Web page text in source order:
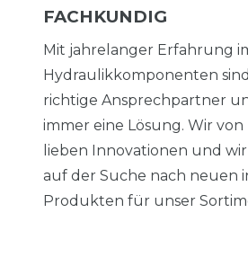
FACHKUNDIG
Mit jahrelanger Erfahrung
Hydraulikkomponenten
richtige Ansprechpartner
immer eine Lösung. Wir von
lieben Innovationen und
auf der Suche nach neuen
Produkten für unser